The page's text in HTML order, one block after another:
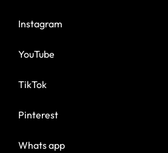
Instagram
YouTube
TikTok
Pinterest
Whats app